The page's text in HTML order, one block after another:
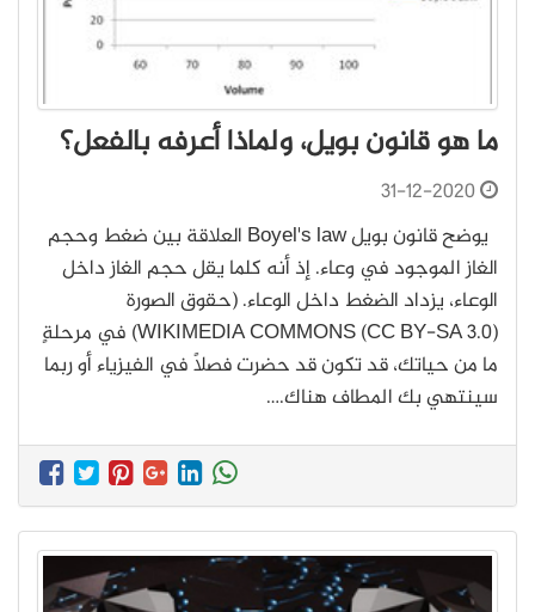
ما هو قانون بويل، ولماذا أعرفه بالفعل؟
31-12-2020
يوضح قانون بويل Boyel's law العلاقة بين ضغط وحجم
الغاز الموجود في وعاء. إذ أنه كلما يقل حجم الغاز داخل
الوعاء، يزداد الضغط داخل الوعاء. (حقوق الصورة
WIKIMEDIA COMMONS (CC BY-SA 3.0)) في مرحلةٍ
ما من حياتك، قد تكون قد حضرت فصلًا في الفيزياء أو ربما
سينتهي بك المطاف هناك.…